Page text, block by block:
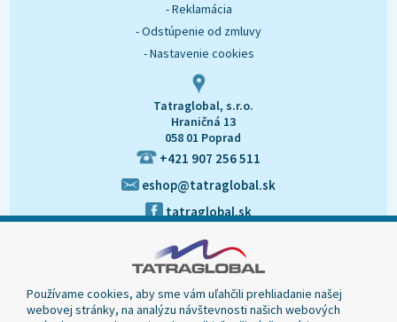
- Reklamácia
- Odstúpenie od zmluvy
- Nastavenie cookies
Tatraglobal, s.r.o.
Hraničná 13
058 01 Poprad
+421 907 256 511
eshop@tatraglobal.sk
tatraglobal.sk
Používame cookies, aby sme vám uľahčili prehliadanie našej
webovej stránky, na analýzu návštevnosti našich webových